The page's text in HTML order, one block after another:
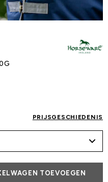
PRIJSGESCHIEDENIS
TOEVOEGEN